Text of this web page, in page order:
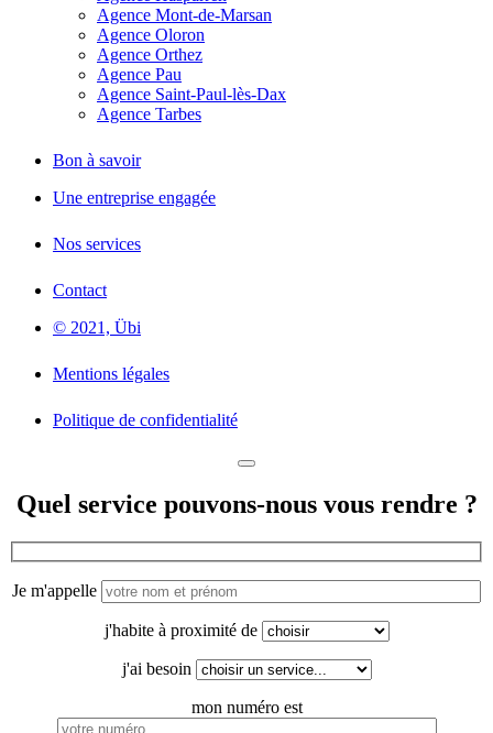
Agence Mont-de-Marsan
Agence Oloron
Agence Orthez
Agence Pau
Agence Saint-Paul-lès-Dax
Agence Tarbes
Bon à savoir
Une entreprise engagée
Nos services
Contact
© 2021, Übi
Mentions légales
Politique de confidentialité
Quel service pouvons-nous vous rendre ?
Je m'appelle
j'habite à proximité de
j'ai besoin
mon numéro est